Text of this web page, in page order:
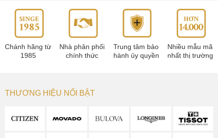
Chánh hãng từ
1985
Nhà phân phối
chính thức
Trung tâm bảo
hành ủy quyền
Nhiều mẫu mã
nhất thị trường
THƯƠNG HIỆU NỔI BẬT